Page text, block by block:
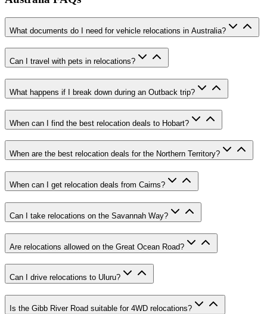
What documents do I need for vehicle relocations in Australia?
Can I travel with pets in relocations?
What happens if I break down during an Outback trip?
When can I find the best relocation deals to Hobart?
When are the best relocation deals for the Northern Territory?
When can I get relocation deals from Cairns?
Can I take relocations on the Savannah Way?
Are relocations allowed on the Great Ocean Road?
Can I drive relocations to Uluru?
Is the Gibb River Road suitable for 4WD relocations?